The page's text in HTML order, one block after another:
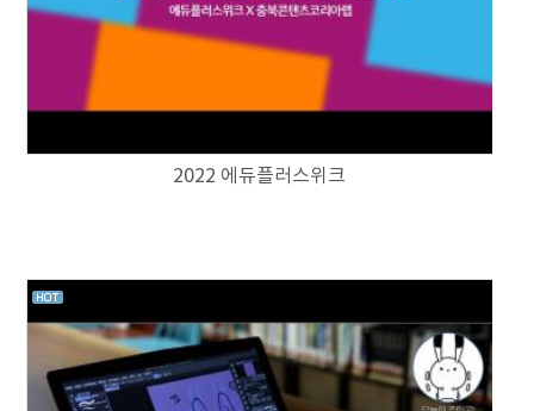
2022 에듀플러스위크